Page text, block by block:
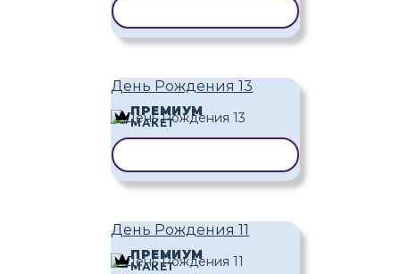
День Рождения 13
ПРЕМИУМ
МАКЕТ
День Рождения 11
ПРЕМИУМ
МАКЕТ